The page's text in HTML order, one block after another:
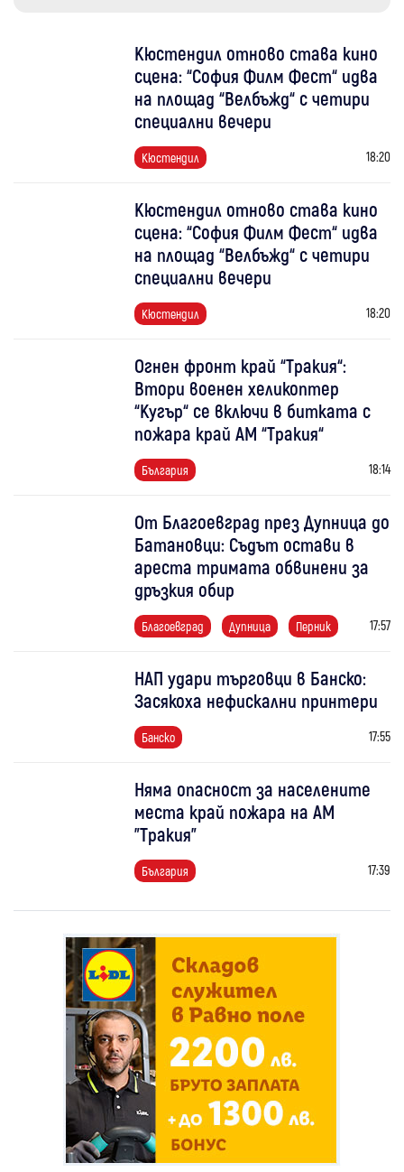
Кюстендил отново става кино
сцена: “София Филм Фест“ идва
на площад “Велбъжд“ с четири
специални вечери
Кюстендил 18:20
Кюстендил отново става кино
сцена: “София Филм Фест“ идва
на площад “Велбъжд“ с четири
специални вечери
Кюстендил 18:20
Огнен фронт край “Тракия“:
Втори военен хеликоптер
“Кугър“ се включи в битката с
пожара край АМ “Тракия“
България 18:14
От Благоевград през Дупница до
Батановци: Съдът остави в
ареста тримата обвинени за
дръзкия обир
Благоевград Дупница Перник 17:57
НАП удари търговци в Банско:
Засякоха нефискални принтери
Банско 17:55
Няма опасност за населените
места край пожара на АМ
"Тракия"
България 17:39